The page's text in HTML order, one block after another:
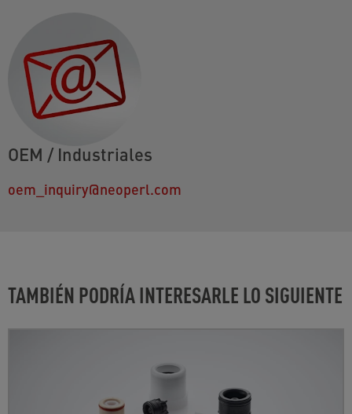
OEM / Industriales
oem_inquiry@neoperl.com
TAMBIÉN PODRÍA INTERESARLE LO SIGUIENTE